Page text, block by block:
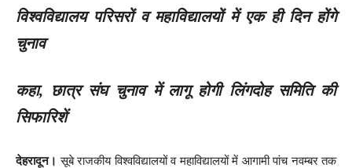
विश्वविद्यालय परिसरों व महाविद्यालयों में एक ही दिन होंगे
चुनाव
कहा, छात्र संघ चुनाव में लागू होगी लिंगदोह समिति की
सिफारिशें
देहरादून। सूबे राजकीय विश्वविद्यालयों व महाविद्यालयों में आगामी पांच नवम्बर तक